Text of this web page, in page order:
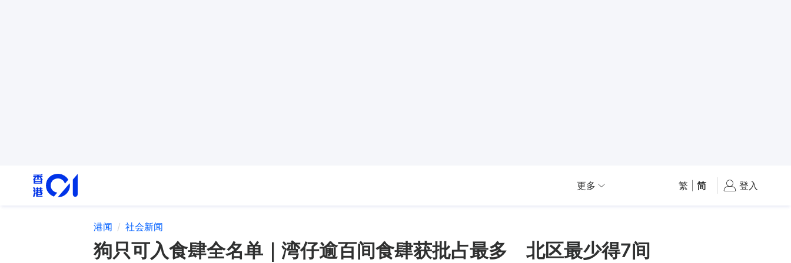
更多 繁 简 登入
港闻 社会新闻
狗只可入食肆全名单｜湾仔逾百间食肆获批占最多 北区最少得7间